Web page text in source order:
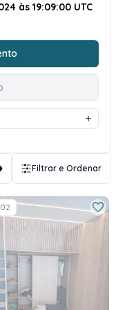
às 19:09:00 UTC
Filtrar e Ordenar